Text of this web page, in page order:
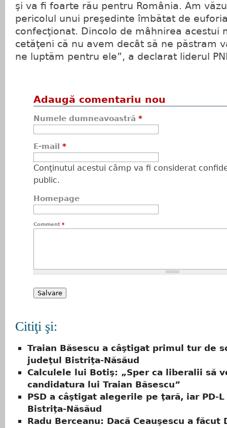
şi va fi foarte rău pentru România. Am
pericolul unui preşedinte îmbătat de
confecţionat. Dincolo de mâhnirea acestui
cetăţeni că nu avem decât să ne păstram
ne luptăm pentru ele”, a declarat liderul
Adaugă comentariu nou
Numele dumneavoastră *
E-mail *
Conţinutul acestui câmp va fi considerat
public.
Homepage
Comment *
Citiţi şi:
Traian Băsescu a câştigat primul tur de
judeţul Bistriţa-Năsăud
Calculele lui Botiş: „Sper ca liberalii să
candidatura lui Traian Băsescu”
PSD a câştigat alegerile pe ţară, iar PD-
Bistriţa-Năsăud
Radu Berceanu: Dacă Ceauşescu a făcut